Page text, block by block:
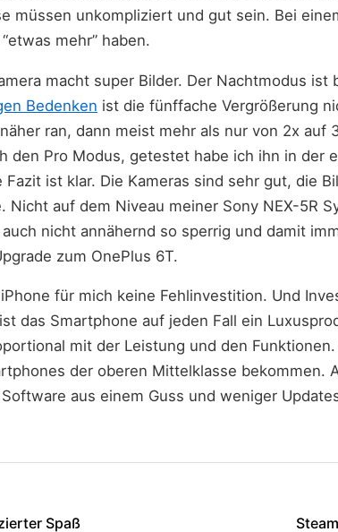
müssen unkompliziert und gut sein. Bei
mehr” haben.
macht super Bilder. Der Nachtmodus ist
Bedenken ist die fünffache Vergrößerung
ran, dann meist mehr als nur von 2x auf
den Pro Modus, getestet habe ich ihn in der
ist klar. Die Kameras sind sehr gut, die
Nicht auf dem Niveau meiner Sony NEX-5R
nicht annähernd so sperrig und damit
zum OnePlus 6T.
für mich keine Fehlinvestition. Und
das Smartphone auf jeden Fall ein
mit der Leistung und den
der oberen Mittelklasse bekommen.
aus einem Guss und weniger
Spaß